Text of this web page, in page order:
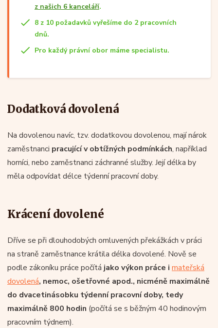
z našich 6 kanceláří.
8 z 10 požadavků vyřešíme do 2 pracovních
dnů.
Pro každý právní obor máme specialistu.
Dodatková dovolená
Na dovolenou navíc, tzv. dodatkovou dovolenou, mají nárok
zaměstnanci pracující v obtížných podmínkách, například
horníci, nebo zaměstnanci záchranné služby. Její délka by
měla odpovídat délce týdenní pracovní doby.
Krácení dovolené
Dříve se při dlouhodobých omluvených překážkách v práci
na straně zaměstnance krátila délka dovolené. Nově se
podle zákoníku práce počítá jako výkon práce i mateřská
dovolená, nemoc, ošetřovné apod., nicméně maximálně
do dvacetinásobku týdenní pracovní doby, tedy
maximálně 800 hodin (počítá se s běžným 40 hodinovým
pracovním týdnem).